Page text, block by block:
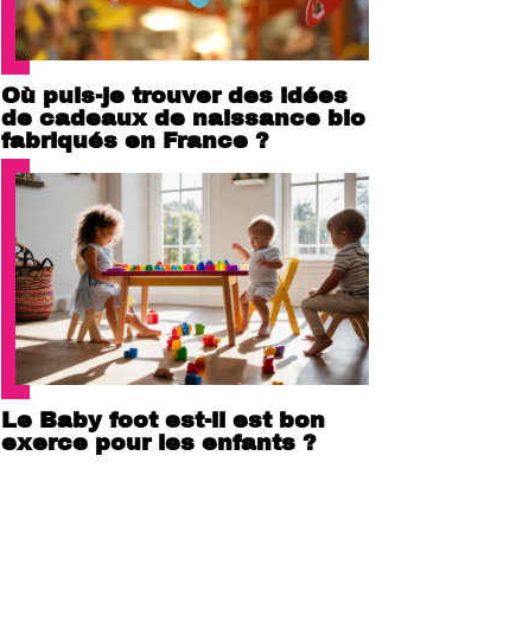
Où puis-je trouver des idées
de cadeaux de naissance bio
fabriqués en France ?
Le Baby foot est-il est bon
exerce pour les enfants ?